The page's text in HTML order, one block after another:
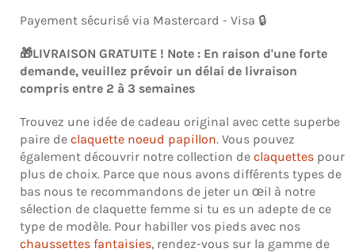
Payement sécurisé via Mastercard - Visa 🔒
🎁LIVRAISON GRATUITE ! Note : En raison d'une forte
demande, veuillez prévoir un délai de livraison
compris entre 2 à 3 semaines
Trouvez une idée de cadeau original avec cette superbe
paire de claquette noeud papillon. Vous pouvez
également découvrir notre collection de claquettes pour
plus de choix. Parce que nous avons différents types de
bas nous te recommandons de jeter un œil à notre
sélection de claquette femme si tu es un adepte de ce
type de modèle. Pour habiller vos pieds avec nos
chaussettes fantaisies, rendez-vous sur la gamme de